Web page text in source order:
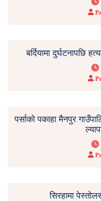
बर्दियामा दुर्घटनापछि
पर्साको पकाहा मैनपुर
सिरहामा